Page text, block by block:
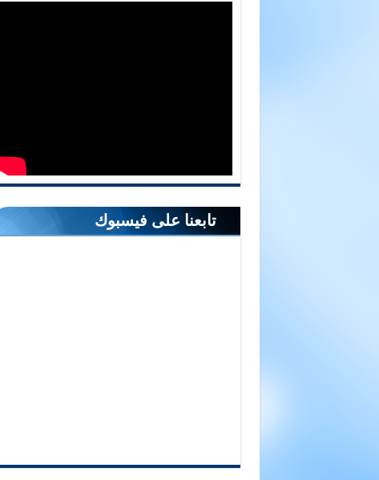
تابعنا على فيسبوك